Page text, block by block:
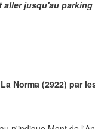
jusqu'au parking
Norma (2922) par